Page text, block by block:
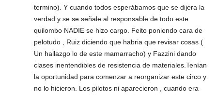
termino). Y cuando todos esperábamos que se dijera la
verdad y se se señale al responsable de todo este
quilombo NADIE se hizo cargo. Feito poniendo cara de
pelotudo , Ruiz diciendo que habria que revisar cosas (
Un hallazgo lo de este mamarracho) y Fazzini dando
clases inentendibles de resistencia de materiales.Tenían
la oportunidad para comenzar a reorganizar este circo y
no lo hicieron. Los pilotos ni aparecieron , cuando era